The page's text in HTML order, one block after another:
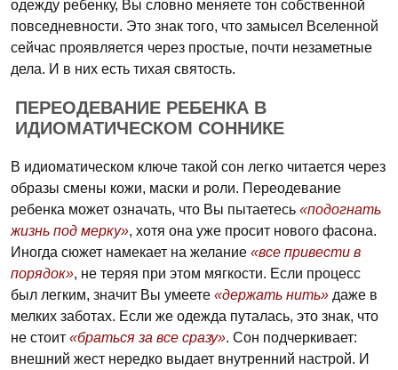
одежду ребенку, Вы словно меняете тон собственной
повседневности. Это знак того, что замысел Вселенной
сейчас проявляется через простые, почти незаметные
дела. И в них есть тихая святость.
ПЕРЕОДЕВАНИЕ РЕБЕНКА В
ИДИОМАТИЧЕСКОМ СОННИКЕ
В идиоматическом ключе такой сон легко читается через
образы смены кожи, маски и роли. Переодевание
ребенка может означать, что Вы пытаетесь «подогнать
жизнь под мерку», хотя она уже просит нового фасона.
Иногда сюжет намекает на желание «все привести в
порядок», не теряя при этом мягкости. Если процесс
был легким, значит Вы умеете «держать нить» даже в
мелких заботах. Если же одежда путалась, это знак, что
не стоит «браться за все сразу». Сон подчеркивает:
внешний жест нередко выдает внутренний настрой. И